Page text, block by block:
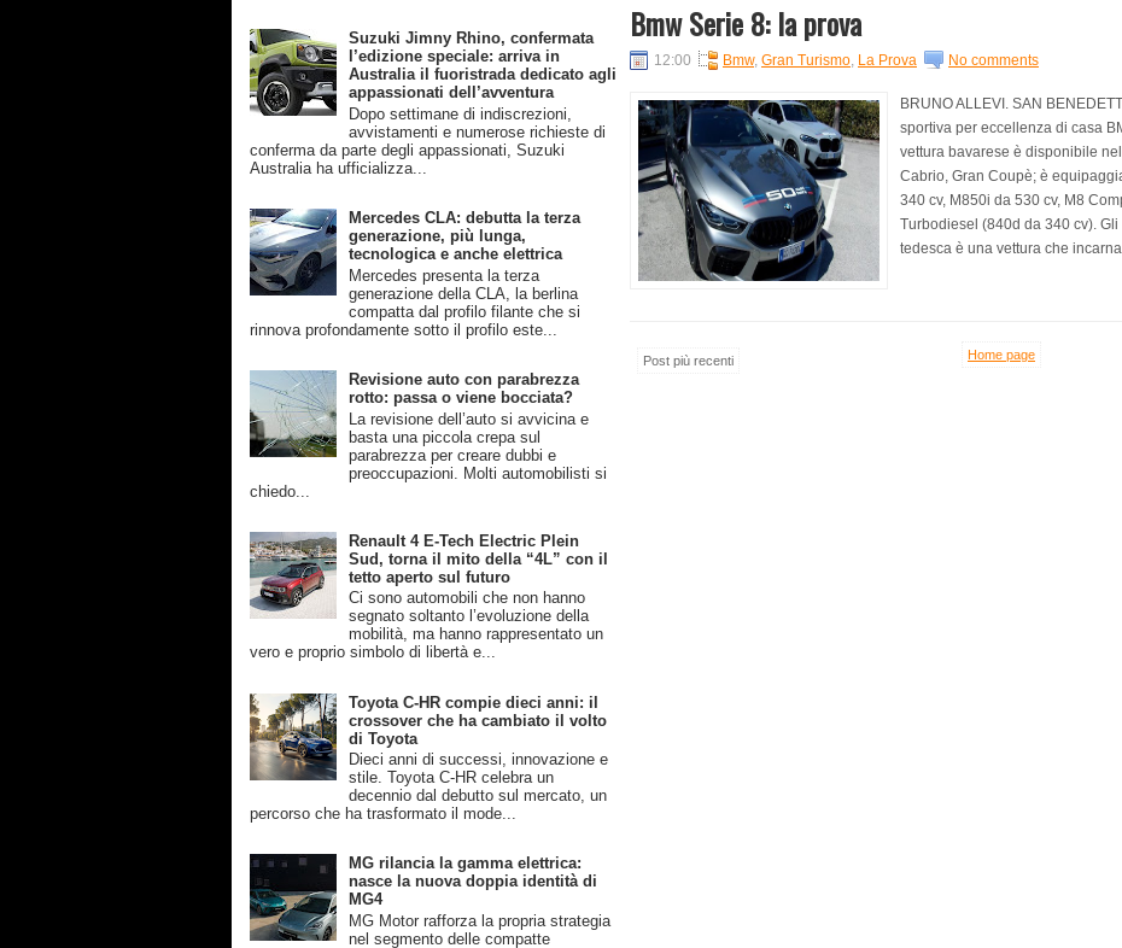
Suzuki Jimny Rhino, confermata
l’edizione speciale: arriva in
Australia il fuoristrada dedicato agli
appassionati dell’avventura
Dopo settimane di indiscrezioni,
avvistamenti e numerose richieste di
conferma da parte degli appassionati, Suzuki
Australia ha ufficializza...
Mercedes CLA: debutta la terza
generazione, più lunga,
tecnologica e anche elettrica
Mercedes presenta la terza
generazione della CLA, la berlina
compatta dal profilo filante che si
rinnova profondamente sotto il profilo este...
Revisione auto con parabrezza
rotto: passa o viene bocciata?
La revisione dell’auto si avvicina e
basta una piccola crepa sul
parabrezza per creare dubbi e
preoccupazioni. Molti automobilisti si
chiedo...
Renault 4 E-Tech Electric Plein
Sud, torna il mito della “4L” con il
tetto aperto sul futuro
Ci sono automobili che non hanno
segnato soltanto l’evoluzione della
mobilità, ma hanno rappresentato un
vero e proprio simbolo di libertà e...
Toyota C-HR compie dieci anni: il
crossover che ha cambiato il volto
di Toyota
Dieci anni di successi, innovazione e
stile. Toyota C-HR celebra un
decennio dal debutto sul mercato, un
percorso che ha trasformato il mode...
MG rilancia la gamma elettrica:
nasce la nuova doppia identità di
MG4
MG Motor rafforza la propria strategia
nel segmento delle compatte
Bmw Serie 8: la prova
12:00 Bmw, Gran Turismo, La Prova No comments
BRUNO ALLEVI. SAN
sportiva per eccellenza di casa
vettura bavarese è disponibile
Cabrio, Gran Coupè; è
340 cv, M850i da 530 cv, M8
Turbodiesel (840d da 340 cv).
tedesca è una vettura che
Post più recenti Home page